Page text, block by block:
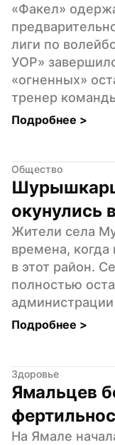
«Факел»
лиги по
УОР»
«огненных»
тренер
Подробнее >
Общество
окунулись
Жители села
времена,
в этот район.
полностью
Подробнее >
Здоровье
Ямальцев
На Ямале